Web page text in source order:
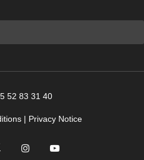
52 83 31 40
| Privacy Notice